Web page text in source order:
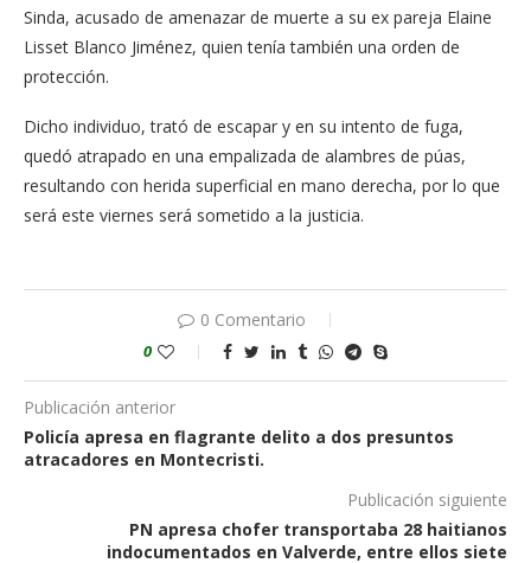
Sinda, acusado de amenazar de muerte a su ex pareja Elaine
Lisset Blanco Jiménez, quien tenía también una orden de
protección.
Dicho individuo, trató de escapar y en su intento de fuga,
quedó atrapado en una empalizada de alambres de púas,
resultando con herida superficial en mano derecha, por lo que
será este viernes será sometido a la justicia.
0 Comentario
0
Publicación anterior
Policía apresa en flagrante delito a dos presuntos
atracadores en Montecristi.
Publicación siguiente
PN apresa chofer transportaba 28 haitianos
indocumentados en Valverde, entre ellos siete